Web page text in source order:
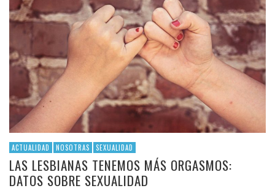
ACTUALIDAD NOSOTRAS SEXUALIDAD
LAS LESBIANAS TENEMOS MÁS ORGASMOS:
DATOS SOBRE SEXUALIDAD